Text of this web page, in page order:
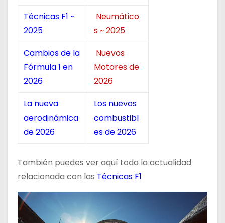
Técnicas F1 ~
2025
Neumático
s ~ 2025
Cambios de la
Fórmula 1 en
2026
Nuevos
Motores de
2026
La nueva
aerodinámica
de 2026
Los nuevos
combustibl
es de 2026
También puedes ver aquí toda la actualidad
relacionada con las Técnicas F1